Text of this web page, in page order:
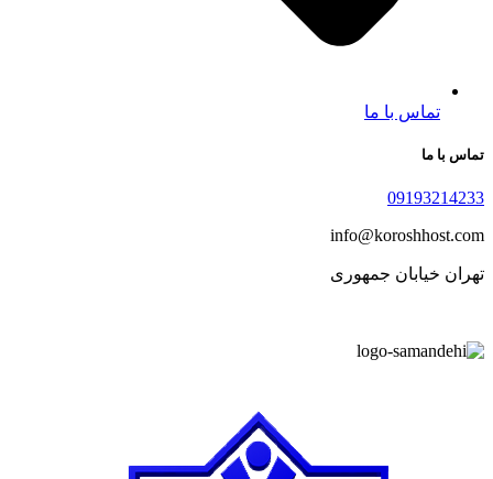
تماس با ما
تماس با ما
09193214233
info@koroshhost.com
تهران خیابان جمهوری